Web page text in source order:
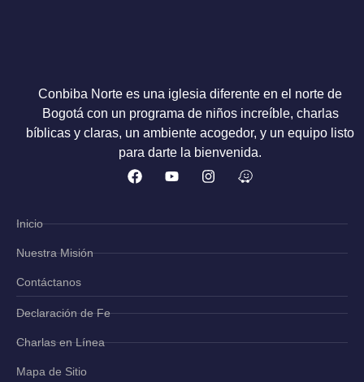
Conbiba Norte es una iglesia diferente en el norte de
Bogotá con un programa de niños increíble, charlas
bíblicas y claras, un ambiente acogedor, y un equipo listo
para darte la bienvenida.
Inicio
Nuestra Misión
Contáctanos
Declaración de Fe
Charlas en Línea
Mapa de Sitio